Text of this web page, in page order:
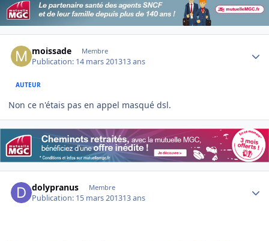
moissade Membre
Publication: 14 mars 201313 ans
AUTEUR
Non ce n'étais pas en appel masqué dsl.
dolypranus Membre
Publication: 15 mars 201313 ans